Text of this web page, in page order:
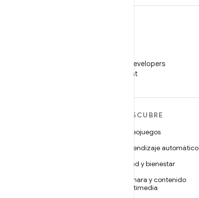
Sigue a Android Developers
en WeChat
DESCUBRE
Videojuegos
Aprendizaje automático
Salud y bienestar
Cámara y contenido
multimedia